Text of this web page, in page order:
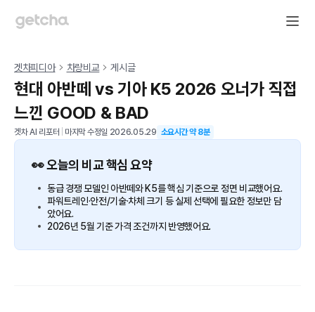
겟차피디아 차량비교 게시글
현대 아반떼 vs 기아 K5 2026 오너가 직접
느낀 GOOD & BAD
겟차 AI 리포터 마지막 수정일 2026.05.29 소요시간 약8분
👀 오늘의 비교 핵심 요약
동급 경쟁 모델인 아반떼와 K5를 핵심 기준으로 정면 비교했어요.
파워트레인·안전/기술·차체 크기 등 실제 선택에 필요한 정보만 담
았어요.
2026년 5월 기준 가격 조건까지 반영했어요.